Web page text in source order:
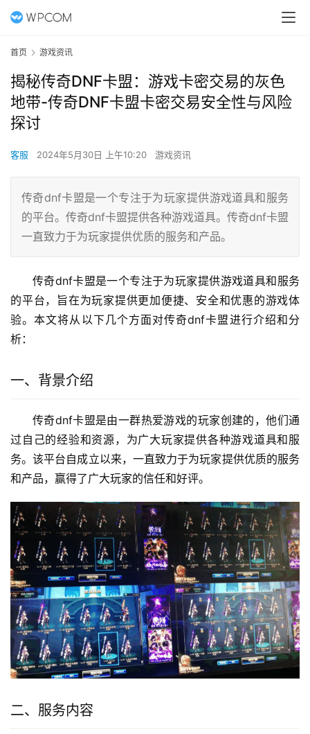
首页 游戏资讯
揭秘传奇DNF卡盟：游戏卡密交易的灰色
地带-传奇DNF卡盟卡密交易安全性与风险
探讨
客服 2024年5月30日 上午10:20 游戏资讯
传奇dnf卡盟是一个专注于为玩家提供游戏道具和服务
的平台。传奇dnf卡盟提供各种游戏道具。传奇dnf卡盟
一直致力于为玩家提供优质的服务和产品。
传奇dnf卡盟是一个专注于为玩家提供游戏道具和服务
的平台，旨在为玩家提供更加便捷、安全和优惠的游戏体
验。本文将从以下几个方面对传奇dnf卡盟进行介绍和分
析：
一、背景介绍
传奇dnf卡盟是由一群热爱游戏的玩家创建的，他们通
过自己的经验和资源，为广大玩家提供各种游戏道具和服
务。该平台自成立以来，一直致力于为玩家提供优质的服务
和产品，赢得了广大玩家的信任和好评。
二、服务内容